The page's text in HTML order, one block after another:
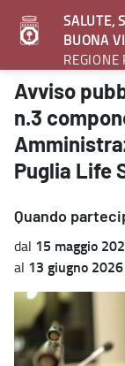
SALUTE,
BUONA
REGIONE
Avviso pubblico per
Avviso
n.3
Puglia Life
Quando
dal 15 maggio
al 13 giugno 2026